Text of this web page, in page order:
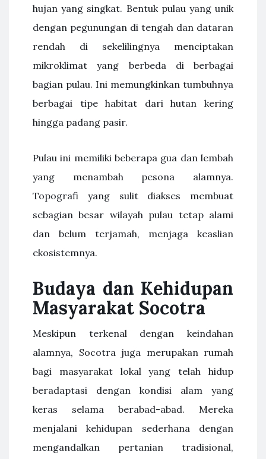
hujan yang singkat. Bentuk pulau yang unik
dengan pegunungan di tengah dan dataran
rendah di sekelilingnya menciptakan
mikroklimat yang berbeda di berbagai
bagian pulau. Ini memungkinkan tumbuhnya
berbagai tipe habitat dari hutan kering
hingga padang pasir.
Pulau ini memiliki beberapa gua dan lembah
yang menambah pesona alamnya.
Topografi yang sulit diakses membuat
sebagian besar wilayah pulau tetap alami
dan belum terjamah, menjaga keaslian
ekosistemnya.
Budaya dan Kehidupan
Masyarakat Socotra
Meskipun terkenal dengan keindahan
alamnya, Socotra juga merupakan rumah
bagi masyarakat lokal yang telah hidup
beradaptasi dengan kondisi alam yang
keras selama berabad-abad. Mereka
menjalani kehidupan sederhana dengan
mengandalkan pertanian tradisional,